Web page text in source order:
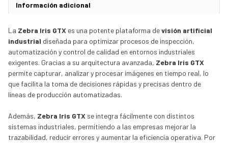
Información adicional
La Zebra Iris GTX es una potente plataforma devisión artificial
industrial diseñada para optimizar procesos de inspección,
automatización y control de calidad en entornos industriales
exigentes. Gracias a su arquitectura avanzada, Zebra Iris GTX
permite capturar, analizar y procesar imágenes en tiempo real, lo
que facilita la toma de decisiones rápidas y precisas dentro de
líneas de producción automatizadas.
Además, Zebra Iris GTX se integra fácilmente con distintos
sistemas industriales, permitiendo a las empresas mejorar la
trazabilidad, reducir errores y aumentar la eficiencia operativa. Por